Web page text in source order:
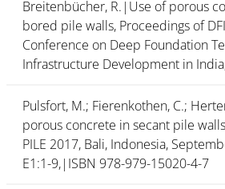
Breitenbücher, R.|Use of porous
bored pile walls, Proceedings of
Conference on Deep Foundation
Infrastructure Development in
Pulsfort, M.; Fierenkothen, C.;
porous concrete in secant pile
PILE 2017, Bali, Indonesia,
E1:1-9,|ISBN 978-979-15020-4-7